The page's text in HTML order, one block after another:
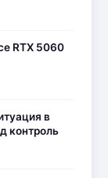
RTX 5060
в
контроль